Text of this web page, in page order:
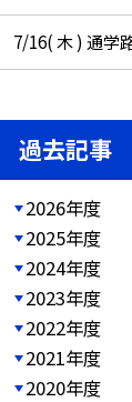
7/16( 木 ) 通学
過去記事
2026年度
2025年度
2024年度
2023年度
2022年度
2021年度
2020年度